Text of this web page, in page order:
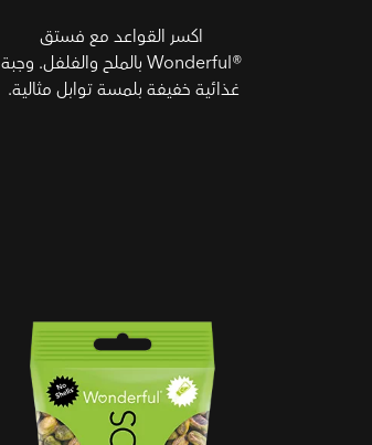
اكسر القواعد مع فستق
Wonderful®‎ بالملح والفلفل. وجبة
غذائية خفيفة بلمسة توابل مثالية.
محمص ومملح